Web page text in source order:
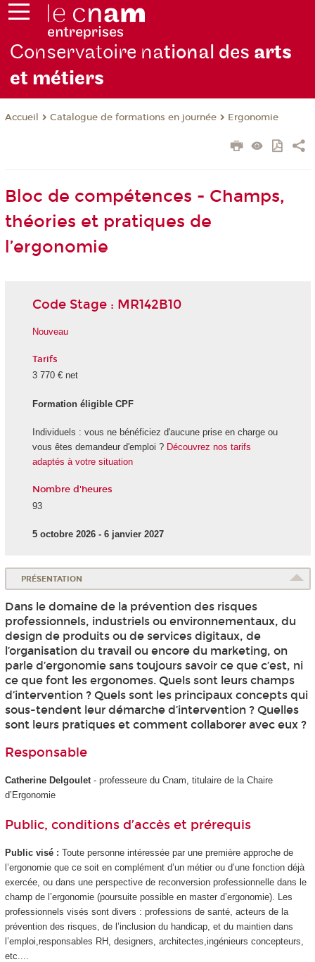
Conservatoire national des arts
et métiers
Accueil Catalogue de formations en journée Ergonomie
Bloc de compétences - Champs,
théories et pratiques de
l’ergonomie
Code Stage : MR142B10
Nouveau
Tarifs
3 770 € net
Formation éligible CPF
Individuels : vous ne bénéficiez d'aucune prise en charge ou
vous êtes demandeur d'emploi ? Découvrez nos tarifs
adaptés à votre situation
Nombre d'heures
93
5 octobre 2026 - 6 janvier 2027
PRÉSENTATION
Dans le domaine de la prévention des risques
professionnels, industriels ou environnementaux, du
design de produits ou de services digitaux, de
l’organisation du travail ou encore du marketing, on
parle d’ergonomie sans toujours savoir ce que c’est, ni
ce que font les ergonomes. Quels sont leurs champs
d’intervention ? Quels sont les principaux concepts qui
sous-tendent leur démarche d’intervention ? Quelles
sont leurs pratiques et comment collaborer avec eux ?
Responsable
Catherine Delgoulet- professeure du Cnam, titulaire de la Chaire
d’Ergonomie
Public, conditions d’accès et prérequis
Public visé : Toute personne intéressée par une première approche de
l’ergonomie que ce soit en complément d’un métier ou d’une fonction déjà
exercée, ou dans une perspective de reconversion professionnelle dans le
champ de l’ergonomie (poursuite possible en master d’ergonomie). Les
professionnels visés sont divers : professions de santé, acteurs de la
prévention des risques, de l’inclusion du handicap, et du maintien dans
l’emploi,responsables RH, designers, architectes,ingénieurs concepteurs,
etc....